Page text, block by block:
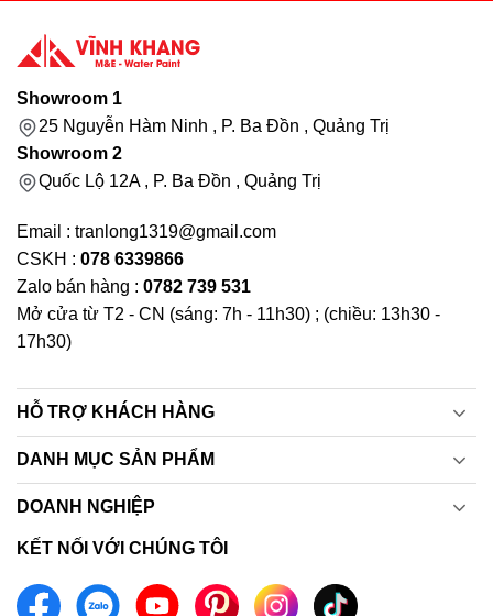
Showroom 1
25 Nguyễn Hàm Ninh , P. Ba Đồn , Quảng Trị
Showroom 2
Quốc Lộ 12A , P. Ba Đồn , Quảng Trị
Email : tranlong1319@gmail.com
CSKH : 078 6339866
Zalo bán hàng : 0782 739 531
Mở cửa từ T2 - CN (sáng: 7h - 11h30) ; (chiều: 13h30 -
17h30)
HỖ TRỢ KHÁCH HÀNG
DANH MỤC SẢN PHẨM
DOANH NGHIỆP
KẾT NỐI VỚI CHÚNG TÔI